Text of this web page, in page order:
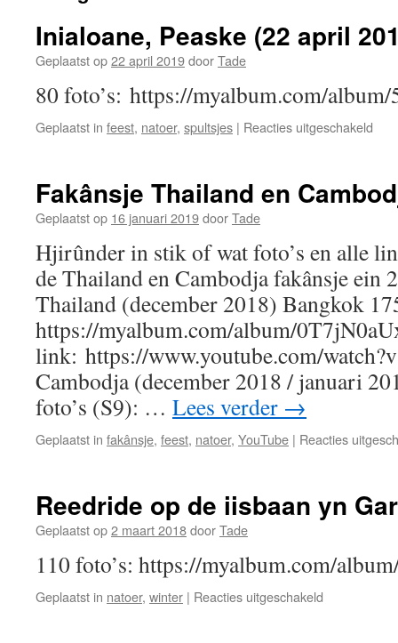
Inialoane, Peaske (22 april
Geplaatst op22 april 2019doorTade
80 foto’s: https://myalbum.com/
Geplaatst in feest, natoer, spultsjes | Reacties uitgeschakeld
april
Fakânsje Thailand en
Geplaatst op 16 januari 2019doorTade
Hjirûnder in stik of wat foto’s en alle
de Thailand en Cambodja fakânsje ein
Thailand (december 2018) Bangkok
https://myalbum.com/album/
link: https://www.youtube.com/
Cambodja (december 2018 / januari
foto’s (S9): … Lees verder →
Geplaatst in fakânsje, feest, natoer, YouTube | Reacties
Reedride op de iisbaan yn
Geplaatst op2 maart 2018doorTade
110 foto’s: https://myalbum.com/
Geplaatst in natoer, winter | Reacties uitgeschakeld